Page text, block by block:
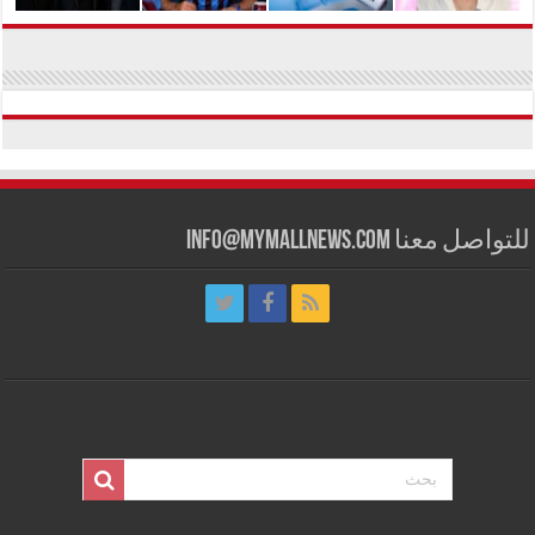
للتواصل معنا info@mymallnews.com